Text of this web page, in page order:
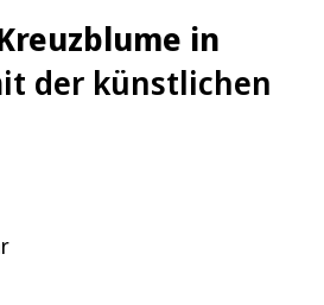
in
der künstlichen